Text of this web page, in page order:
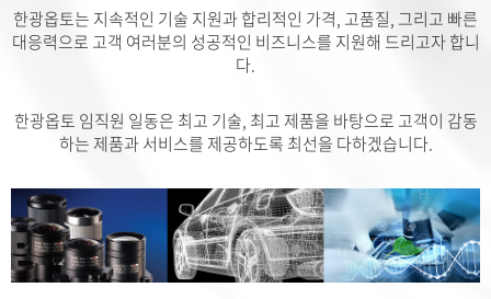
한광옵토는 지속적인 기술 지원과 합리적인 가격, 고품질, 그리고 빠른
대응력으로 고객 여러분의 성공적인 비즈니스를 지원해 드리고자 합니
다.
한광옵토 임직원 일동은 최고 기술, 최고 제품을 바탕으로 고객이 감동
하는 제품과 서비스를 제공하도록 최선을 다하겠습니다.